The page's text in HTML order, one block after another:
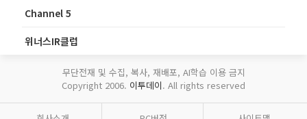
Channel 5
위너스IR클럽
무단전재 및 수집, 복사, 재배포, AI학습 이용 금지
Copyright 2006. 이투데이. All rights reserved